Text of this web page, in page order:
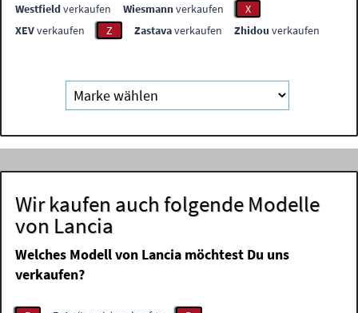
Westfieldverkaufen Wiesmannverkaufen
X
XEVverkaufen Z Zastavaverkaufen Zhidou verkaufen
Wir kaufen auch folgende Modelle
von Lancia
Welches Modell von Lancia möchtest Du uns
verkaufen?